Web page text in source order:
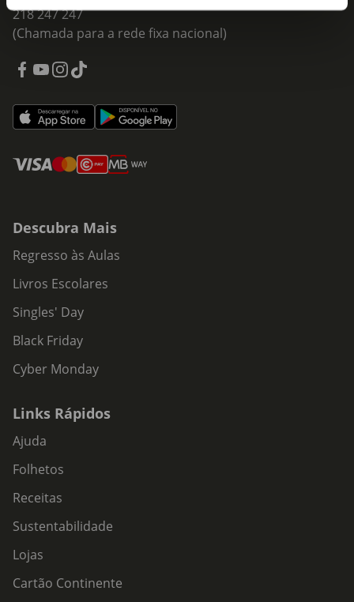
218 247 247
(Chamada para a rede fixa nacional)
Descubra Mais
Regresso às Aulas
Livros Escolares
Singles' Day
Black Friday
Cyber Monday
Links Rápidos
Ajuda
Folhetos
Receitas
Sustentabilidade
Lojas
Cartão Continente